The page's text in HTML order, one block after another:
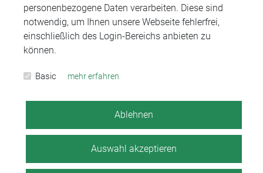
personenbezogene Daten verarbeiten. Diese sind
notwendig, um Ihnen unsere Webseite fehlerfrei,
einschließlich des Login-Bereichs anbieten zu
können.
Basic mehr erfahren
Ablehnen
Auswahl akzeptieren
Die Informations- und Kontaktbörse der RAK Stuttgart
am 28.09.2023 im Haus der Wirtschaft in Stuttgart
werden.